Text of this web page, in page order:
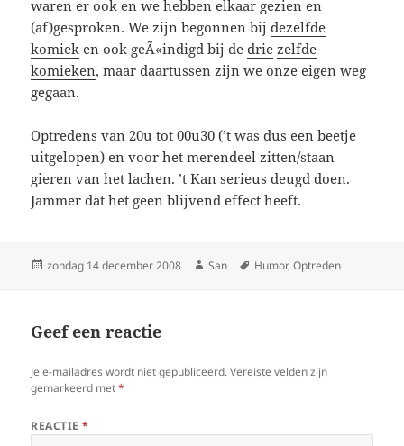
waren er ook en we hebben elkaar gezien en
(af)gesproken. We zijn begonnen bijdezelfde
komiek en ook geÃ«indigd bij dedrie zelfde
komieken, maar daartussen zijn we onze eigen weg
gegaan.
Optredens van 20u tot 00u30 (’t was dus een beetje
uitgelopen) en voor het merendeel zitten/staan
gieren van het lachen. ’t Kan serieus deugd doen.
Jammer dat het geen blijvend effect heeft.
Geplaatst
zondag 14 december 2008 Auteur
San Tags
Humor,Optreden
Geef een reactie
Je e-mailadres wordt niet gepubliceerd. Vereiste velden zijn
gemarkeerd met*
REACTIE*